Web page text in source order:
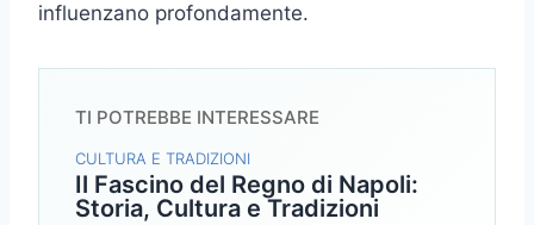
influenzano profondamente.
TI POTREBBE INTERESSARE
CULTURA E TRADIZIONI
Il Fascino del Regno di Napoli:
Storia, Cultura e Tradizioni